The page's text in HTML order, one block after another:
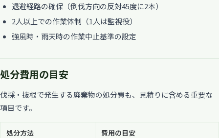
退避経路の確保（倒伐方向の反対45度に2本）
2人以上での作業体制（1人は監視役）
強風時・雨天時の作業中止基準の設定
処分費用の目安
伐採・抜根で発生する廃棄物の処分費も、見積りに含める重要な
項目です。
処分方法 費用の目安